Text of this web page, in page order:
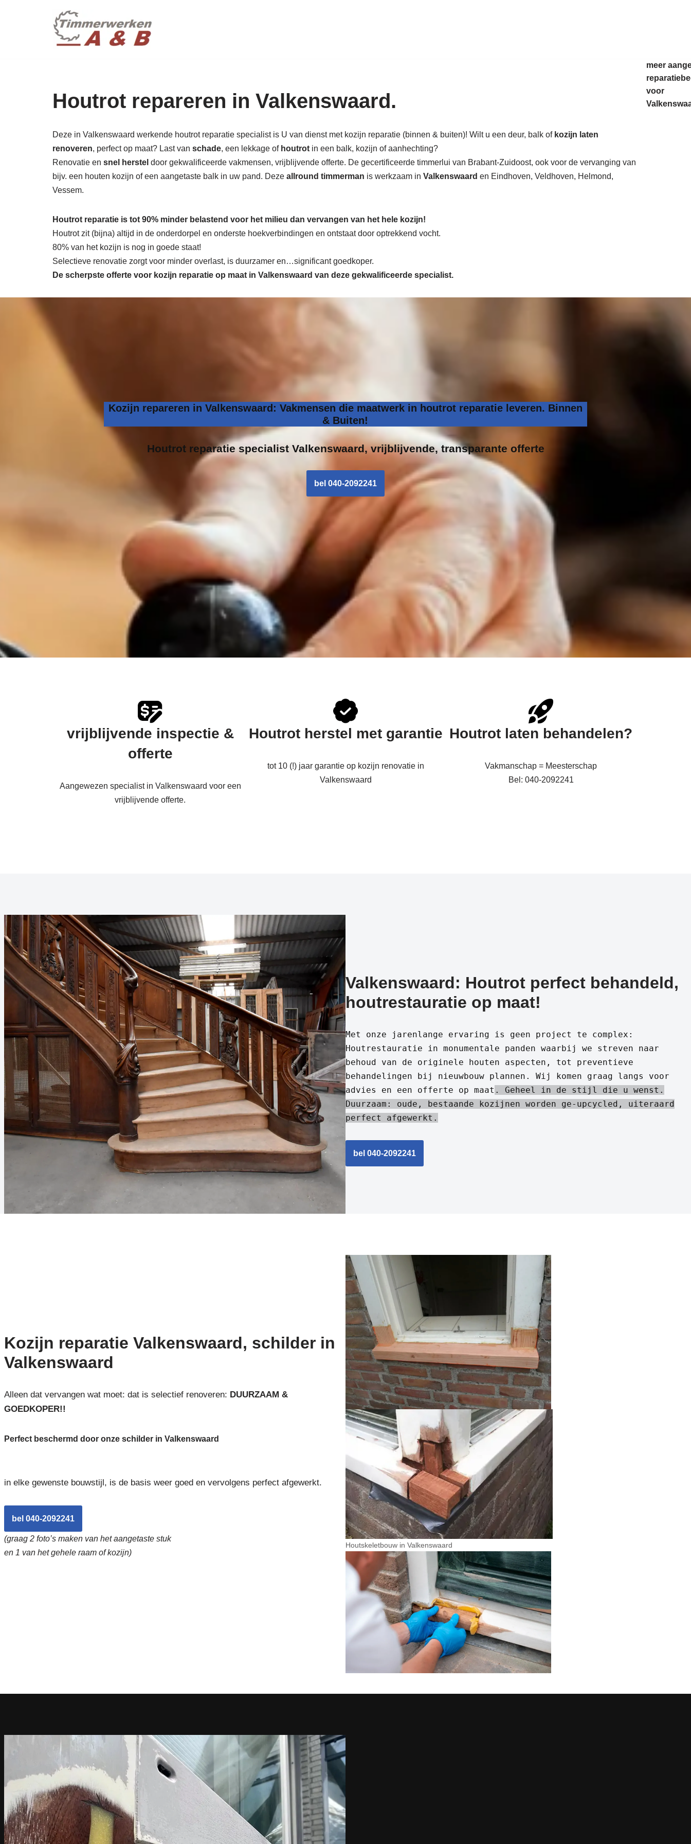
Houtrot repareren in Valkenswaard.
Deze in Valkenswaard werkende houtrot reparatie specialist is U van dienst met kozijn reparatie (binnen & buiten)! Wilt u een deur, balk of kozijn laten
renoveren, perfect op maat? Last van schade, een lekkage of houtrot in een balk, kozijn of aanhechting?
Renovatie en snel herstel door gekwalificeerde vakmensen, vrijblijvende offerte. De gecertificeerde timmerlui van Brabant-Zuidoost, ook voor de vervanging van
bijv. een houten kozijn of een aangetaste balk in uw pand. Deze allround timmerman is werkzaam in Valkenswaard en Eindhoven, Veldhoven, Helmond,
Vessem.
Houtrot reparatie is tot 90% minder belastend voor het milieu dan vervangen van het hele kozijn!
Houtrot zit (bijna) altijd in de onderdorpel en onderste hoekverbindingen en ontstaat door optrekkend vocht.
80% van het kozijn is nog in goede staat!
Selectieve renovatie zorgt voor minder overlast, is duurzamer en…significant goedkoper.
De scherpste offerte voor kozijn reparatie op maat in Valkenswaard van deze gekwalificeerde specialist.
Kozijn repareren in Valkenswaard: Vakmensen die maatwerk in houtrot reparatie leveren. Binnen
& Buiten!
Houtrot reparatie specialistValkenswaard, vrijblijvende, transparante offerte
bel 040-2092241
vrijblijvende inspectie &
offerte
Aangewezen specialist in Valkenswaard voor een
vrijblijvende offerte.
Houtrot herstel met garantie
tot 10 (!) jaar garantie op kozijn renovatie in
Valkenswaard
Houtrot laten behandelen?
Vakmanschap = Meesterschap
Bel: 040-2092241
Valkenswaard: Houtrot perfect behandeld,
houtrestauratie op maat!
Met onze jarenlange ervaring is geen project te complex:
Houtrestauratie in monumentale panden waarbij we streven naar
behoud van de originele houten aspecten, tot preventieve
behandelingen bij nieuwbouw plannen. Wij komen graag langs voor
advies en een offerte op maat . Geheel in de stijl die u wenst.
Duurzaam: oude, bestaande kozijnen worden ge-upcycled, uiteraard
perfect afgewerkt.
bel 040-2092241
Kozijn reparatie Valkenswaard, schilder in
Valkenswaard
Alleen dat vervangen wat moet: dat is selectief renoveren: DUURZAAM &
GOEDKOPER!!
Perfect beschermd door onze schilder in Valkenswaard
in elke gewenste bouwstijl, is de basis weer goed en vervolgens perfect afgewerkt.
bel 040-2092241
(graag 2 foto’s maken van het aangetaste stuk
en 1 van het gehele raam of kozijn)
Houtskeletbouw in Valkenswaard
meer
voor